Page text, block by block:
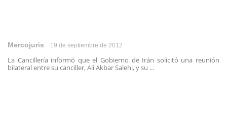
Mercojuris 19 de septiembre de 2012
La Cancillería informó que el Gobierno de Irán solicitó una reunión
bilateral entre su canciller, Ali Akbar Salehi, y su ...